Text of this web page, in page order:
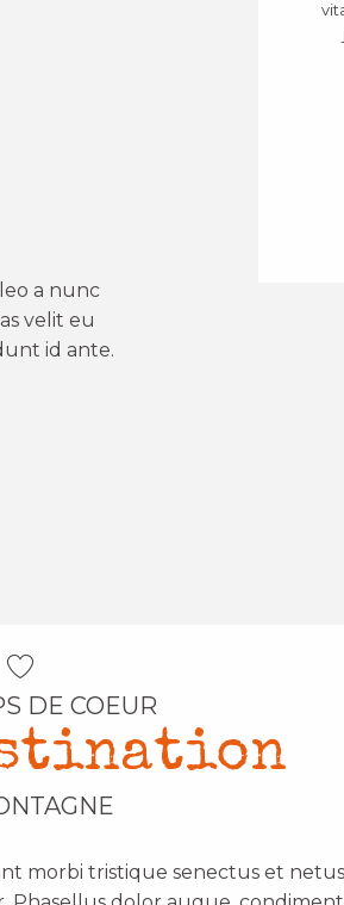
a nunc
velit eu
id ante.
DE COEUR
morbi tristique senectus et